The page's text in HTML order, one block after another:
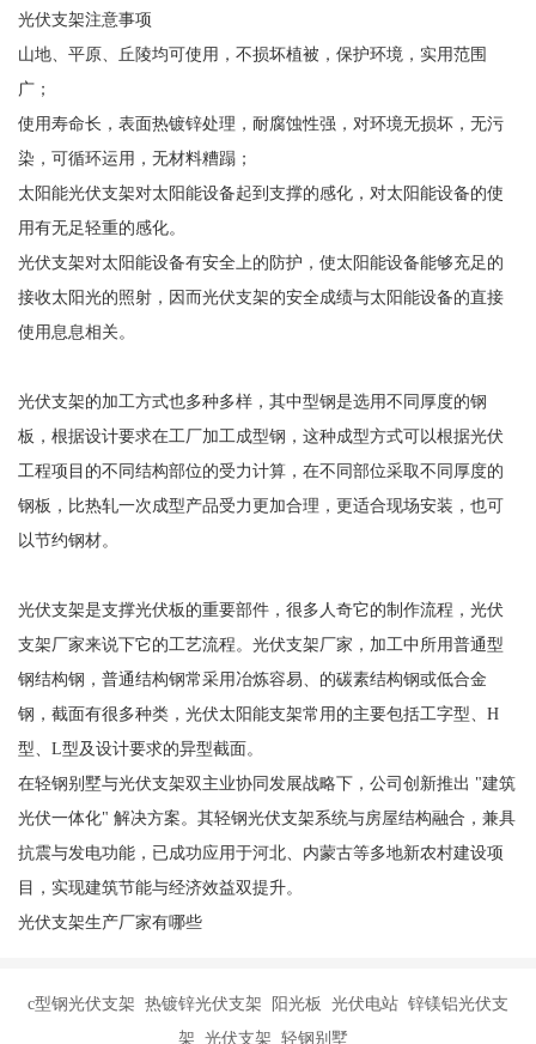
光伏支架注意事项
山地、平原、丘陵均可使用，不损坏植被，保护环境，实用范围
广；
使用寿命长，表面热镀锌处理，耐腐蚀性强，对环境无损坏，无污
染，可循环运用，无材料糟蹋；
太阳能光伏支架对太阳能设备起到支撑的感化，对太阳能设备的使
用有无足轻重的感化。
光伏支架对太阳能设备有安全上的防护，使太阳能设备能够充足的
接收太阳光的照射，因而光伏支架的安全成绩与太阳能设备的直接
使用息息相关。
光伏支架的加工方式也多种多样，其中型钢是选用不同厚度的钢
板，根据设计要求在工厂加工成型钢，这种成型方式可以根据光伏
工程项目的不同结构部位的受力计算，在不同部位采取不同厚度的
钢板，比热轧一次成型产品受力更加合理，更适合现场安装，也可
以节约钢材。
光伏支架是支撑光伏板的重要部件，很多人奇它的制作流程，光伏
支架厂家来说下它的工艺流程。光伏支架厂家，加工中所用普通型
钢结构钢，普通结构钢常采用冶炼容易、的碳素结构钢或低合金
钢，截面有很多种类，光伏太阳能支架常用的主要包括工字型、H
型、L型及设计要求的异型截面。
在轻钢别墅与光伏支架双主业协同发展战略下，公司创新推出 "建筑
光伏一体化" 解决方案。其轻钢光伏支架系统与房屋结构融合，兼具
抗震与发电功能，已成功应用于河北、内蒙古等多地新农村建设项
目，实现建筑节能与经济效益双提升。
光伏支架生产厂家有哪些
c型钢光伏支架 热镀锌光伏支架 阳光板 光伏电站 锌镁铝光伏支
架 光伏支架 轻钢别墅